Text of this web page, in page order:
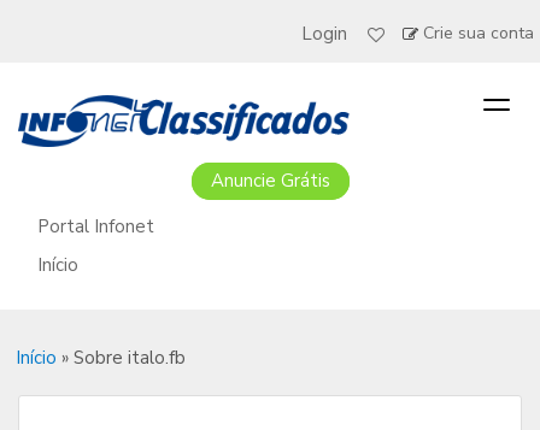
Login Crie sua conta
Anuncie Grátis
Portal Infonet
Início
Início » Sobre italo.fb